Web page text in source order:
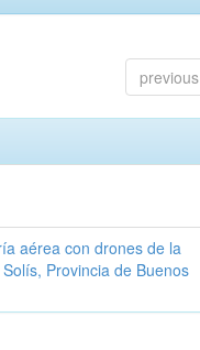
previous
aérea con drones de la
Provincia de Buenos